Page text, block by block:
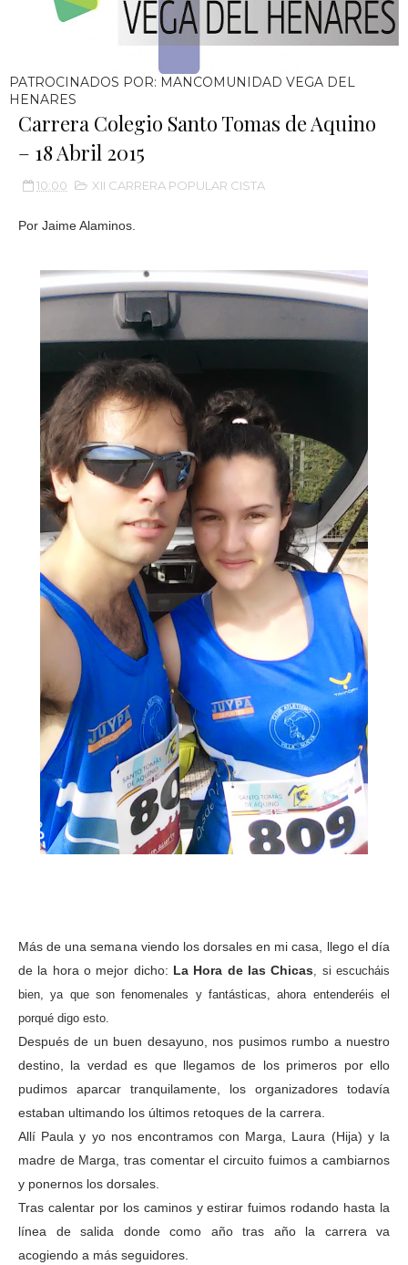
PATROCINADOS POR: MANCOMUNIDAD VEGA DEL
HENARES
Carrera Colegio Santo Tomas de Aquino
– 18 Abril 2015
10:00 XII CARRERA POPULAR CISTA
Por Jaime Alaminos.
Más de una semana viendo los dorsales en mi casa, llego el día
de la hora o mejor dicho: La Hora de las Chicas, si escucháis
bien, ya que son fenomenales y fantásticas, ahora entenderéis el
porqué digo esto.
Después de un buen desayuno, nos pusimos rumbo a nuestro
destino, la verdad es que llegamos de los primeros por ello
pudimos aparcar tranquilamente, los organizadores todavía
estaban ultimando los últimos retoques de la carrera.
Allí Paula y yo nos encontramos con Marga, Laura (Hija) y la
madre de Marga, tras comentar el circuito fuimos a cambiarnos
y ponernos los dorsales.
Tras calentar por los caminos y estirar fuimos rodando hasta la
línea de salida donde como año tras año la carrera va
acogiendo a más seguidores.